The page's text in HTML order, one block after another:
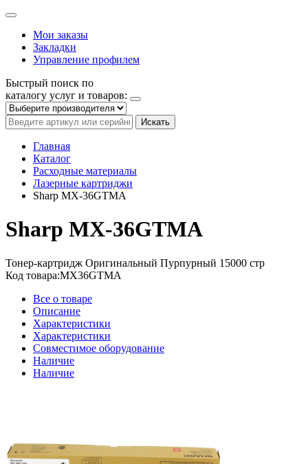
Мои заказы
Закладки
Управление профилем
Быстрый поиск по
каталогу услуг и товаров:
Искать
Главная
Каталог
Расходные материалы
Лазерные картриджи
Sharp MX-36GTMA
Sharp MX-36GTMA
Тонер-картридж Оригинальный Пурпурный 15000 стр
Код товара:MX36GTMA
Все о товаре
Описание
Характеристики
Характеристики
Совместимое оборудование
Наличие
Наличие